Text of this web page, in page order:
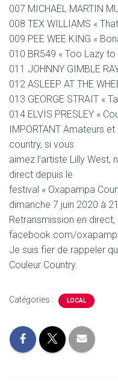
007 MICHAEL MARTIN
008 TEX WILLIAMS «
009 PEE WEE KING «
010 BR549 « Too Lazy to
011 JOHNNY GIMBLE
012 ASLEEP AT THE
013 GEORGE STRAIT «
014 ELVIS PRESLEY «
IMPORTANT Amateurs
country, si vous
aimez l’artiste Lilly
direct depuis le
festival « Oxapampa
dimanche 7 juin 2020 à
Retransmission en
facebook.com/
Je suis fier de rappeler
Couleur Country.
Catégories : LOCAL